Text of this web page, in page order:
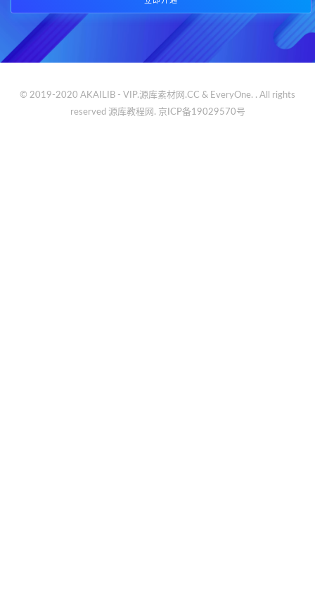
© 2019-2020 AKAILIB - VIP.源库素材网.CC & EveryOne. . All rights
reserved 源库教程网. 京ICP备19029570号